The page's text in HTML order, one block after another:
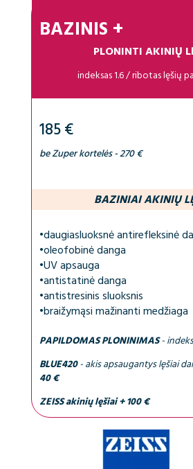
BAZINIS +
PLONINTI AKINIŲ
indeksas 1.6 / ribotas lęšių
185 €
be Zuper kortelės - 270 €
BAZINIAI AKINIŲ
•daugiasluoksnė antirefleksinė
•oleofobinė danga
•UV apsauga
•antistatinė danga
•antistresinis sluoksnis
•braižymąsi mažinanti medžiaga
PAPILDOMAS PLONINIMAS-
BLUE420- akis apsaugantys lęšiai
40 €
ZEISS akinių lęšiai + 100 €